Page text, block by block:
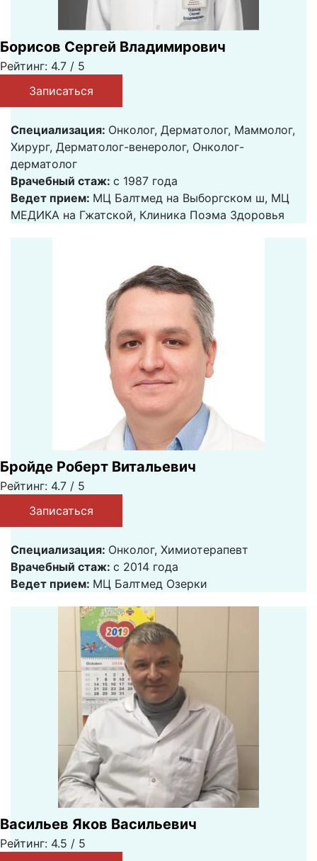
Борисов Сергей Владимирович
Рейтинг: 4.7 / 5
Записаться
Специализация: Онколог, Дерматолог, Маммолог,
Хирург, Дерматолог-венеролог, Онколог-
дерматолог
Врачебный стаж: с 1987 года
Ведет прием: МЦ Балтмед на Выборгском ш, МЦ
МЕДИКА на Гжатской, Клиника Поэма Здоровья
Бройде Роберт Витальевич
Рейтинг: 4.7 / 5
Записаться
Специализация: Онколог, Химиотерапевт
Врачебный стаж: с 2014 года
Ведет прием: МЦ Балтмед Озерки
Васильев Яков Васильевич
Рейтинг: 4.5 / 5